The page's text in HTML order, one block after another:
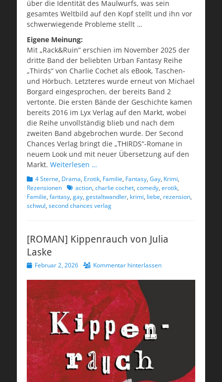
über die Identität des Maulwurfs, was sein
gesamtes Weltbild auf den Kopf stellt und ihn vor
schwerwiegende Probleme stellt …
Eigene Meinung:
Mit „Rack&Ruin“ erschien im November 2025 der
dritte Band der beliebten Urban Fantasy Reihe
„Thirds“ von Charlie Cochet als eBook, Taschen-
und Hörbuch. Letzteres wurde erneut von Michael
Borgard eingesprochen, der bereits Band 2
vertonte. Die ersten Bände der Geschichte kamen
bereits 2016 im Lyx Verlag auf den Markt, wobei
die Reihe unvollständig blieb und nach dem
zweiten Band abgebrochen wurde. Der Second
Chances Verlag bringt die „THIRDS“-Romane in
neuem Look und mit neuer Übersetzung auf den
Markt. Weiterlesen …
Kategorien
4 Sterne, Drama, Erotik, Familie, Fantasy, Gay, Krimi,
Rezensionen Schlagworte
action, charlie cochet, comedy, erotik,
Familie, fantasy, gay, gestaltwandler, krimi, liebe, rezension,
schwul, second chances verlag
[ROMAN] Kippenrauch von Julia
Laske
Veröffentlicht
Februar 2, 2026 Kommentar hinterlassen